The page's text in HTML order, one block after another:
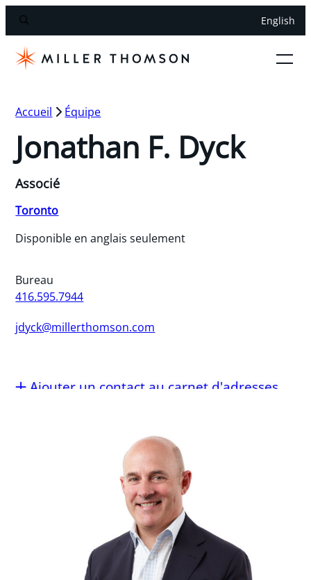
English
Accueil Équipe
Jonathan F. Dyck
Associé
Toronto
Disponible en anglais seulement
Bureau
416.595.7944
jdyck@millerthomson.com
Ajouter un contact au carnet d'adresses